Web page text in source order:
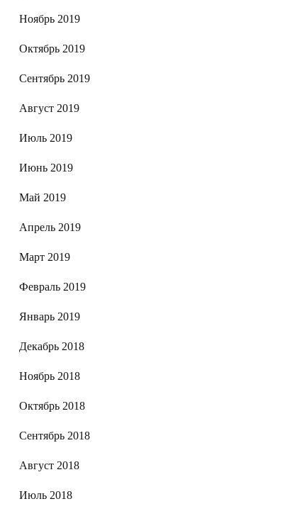
Ноябрь 2019
Октябрь 2019
Сентябрь 2019
Август 2019
Июль 2019
Июнь 2019
Май 2019
Апрель 2019
Март 2019
Февраль 2019
Январь 2019
Декабрь 2018
Ноябрь 2018
Октябрь 2018
Сентябрь 2018
Август 2018
Июль 2018